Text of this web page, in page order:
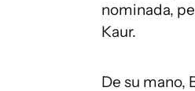
nominada,
Kaur.
De su mano,